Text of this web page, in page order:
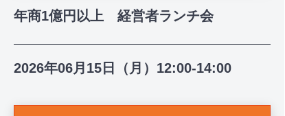
年商1億円以上 経営者ランチ会
2026年06月15日（月）12:00-14:00